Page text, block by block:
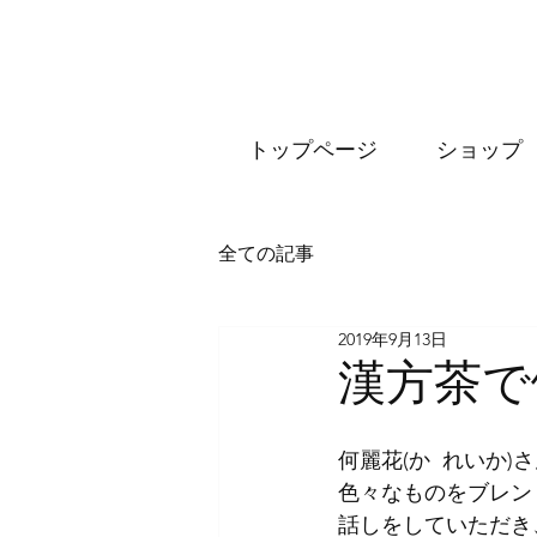
トップページ ショップ
全ての記事
漢方茶
2019年9月13日
何麗花(か  れいか)
色々なものをブレ
話しをしていただ